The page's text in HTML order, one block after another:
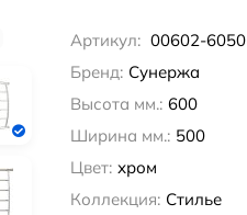
Артикул: 00602-6050
Бренд: Сунержа
Высота мм.: 600
Ширина мм.: 500
Цвет: хром
Коллекция: Стилье